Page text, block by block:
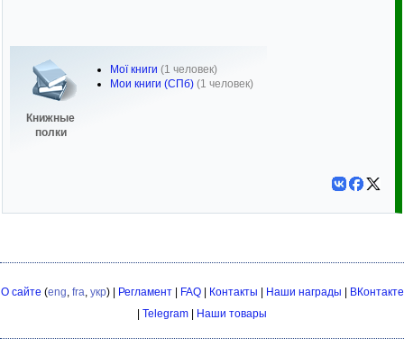
Книжные
полки
Мої книги (1 человек)
Мои книги (СПб) (1 человек)
О сайте (eng, fra, укр) | Регламент| FAQ| Контакты Наши награды
ВКонтакте
Telegram Наши товары